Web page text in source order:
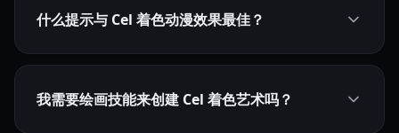
什么提示与 Cel 着色动漫效果最佳？
我需要绘画技能来创建 Cel 着色艺术吗？